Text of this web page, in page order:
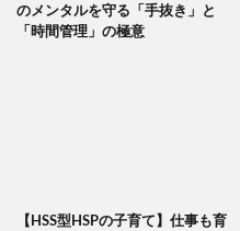
のメンタルを守る「手抜き」と
「時間管理」の極意
【HSS型HSPの子育て】仕事も育